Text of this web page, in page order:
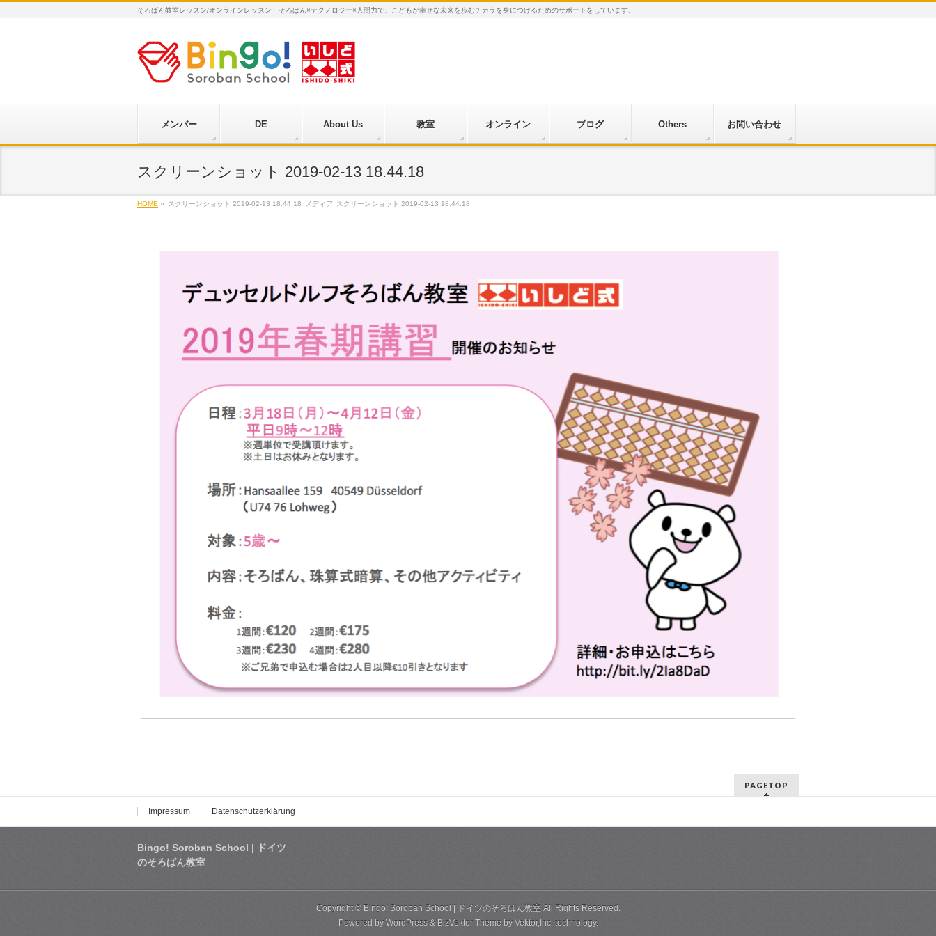
そろばん教室レッスン/オンラインレッスン そろばん×テクノロジー×人間力で、こどもが幸せな未来を歩むチカラを身につけるためのサポートをしています。
メンバー DE About Us 教室 オンライン ブログ Others お問い合わせ
スクリーンショット 2019-02-13 18.44.18
HOME » スクリーンショット 2019-02-13 18.44.18 メディア スクリーンショット 2019-02-13 18.44.18
PAGETOP
Impressum Datenschutzerklärung
Bingo! Soroban School | ドイツ
のそろばん教室
Copyright © Bingo! Soroban School | ドイツのそろばん教室 All Rights Reserved.
Powered by WordPress& BizVektor Theme by Vektor,Inc. technology.